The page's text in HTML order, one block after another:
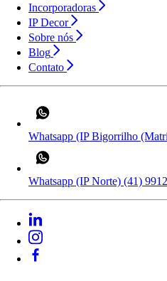
Incorporadoras
IP Decor
Sobre nós
Blog
Contato
Whatsapp (IP Bigorrilho
Whatsapp (IP Norte) (41)